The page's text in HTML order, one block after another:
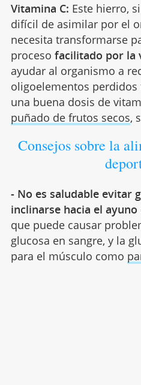
Vitamina C: Este hierro,
difícil de asimilar por el
necesita transformarse
proceso facilitado por la
ayudar al organismo a
oligoelementos perdidos
una buena dosis de
puñado de frutos secos,
Consejos sobre la
- No es saludable evitar
inclinarse hacia el ayuno
que puede causar
glucosa en sangre, y la
para el músculo como